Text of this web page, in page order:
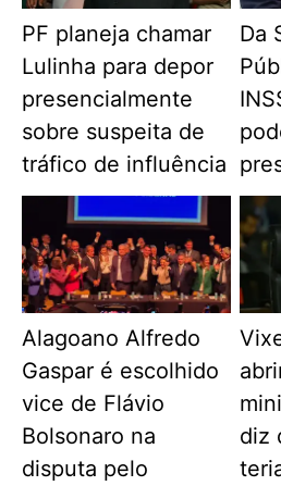
PF planeja chamar
Lulinha para depor
presencialmente
sobre suspeita de
tráfico de influência
Da
Alagoano Alfredo
Gaspar é escolhido
vice de Flávio
Bolsonaro na
disputa pelo
diz